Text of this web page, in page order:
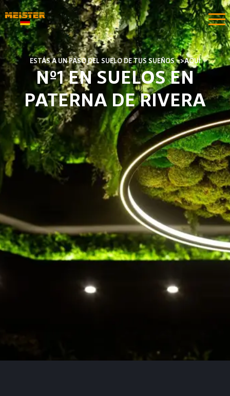
ESTÁS A UN PASO DEL SUELO DE TUS SUEÑOS =>AQUÍ​
Nº1 EN SUELOS EN
PATERNA DE RIVERA